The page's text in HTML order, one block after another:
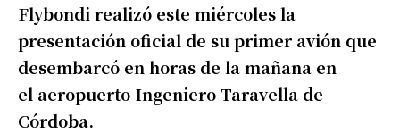
Flybondi realizó este miércoles la
presentación oficial de su primer avión que
desembarcó en horas de la mañana en
el aeropuerto Ingeniero Taravella de
Córdoba.